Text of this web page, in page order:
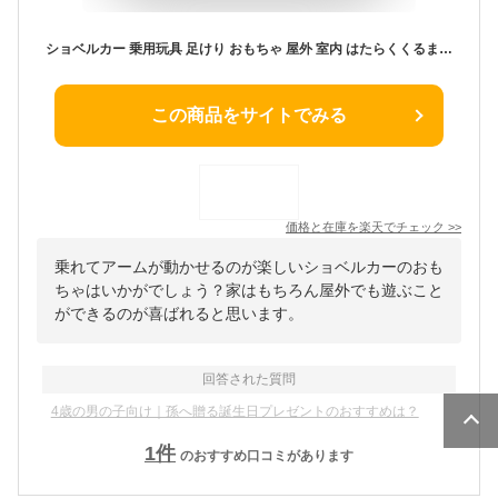
ショベルカー 乗用玩具 足けり おもちゃ 屋外 室内 はたらくくるま ヘルメット 子供用 乗れる 手動 アーム 動く 足蹴り車 働く車 砂場 室外 屋内 子ども キッズ シャベルカー ユンボ プレゼント 誕生日 クリスマス
この商品をサイトでみる
価格と在庫を楽天でチェック >>
乗れてアームが動かせるのが楽しいショベルカーのおも
ちゃはいかがでしょう？家はもちろん屋外でも遊ぶこと
ができるのが喜ばれると思います。
回答された質問
4歳の男の子向け｜孫へ贈る誕生日プレゼントのおすすめは？
1件 のおすすめ口コミがあります